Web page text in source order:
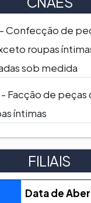
- Confecção de
roupas
sob medida
- Facção de peças
íntimas
FILIAIS
Data de